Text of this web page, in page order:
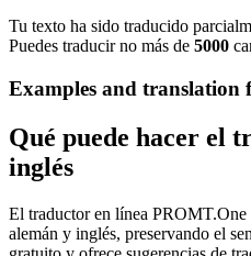
Tu texto ha sido traducido
Puedes traducir no más de 5000
Examples and translation
Qué puede hacer el
inglés
El traductor en línea PROMT.One
alemán y inglés, preservando el